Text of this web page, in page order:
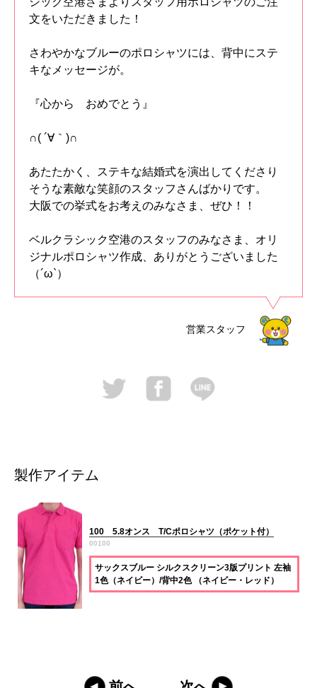
文をいただきました！
さわやかなブルーのポロシャツには、背中にステ
キなメッセージが。
『心から おめでとう』
∩( ´∀｀)∩
あたたかく、ステキな結婚式を演出してくださり
そうな素敵な笑顔のスタッフさんばかりです。
大阪での挙式をお考えのみなさま、ぜひ！！
ベルクラシック空港のスタッフのみなさま、オリ
ジナルポロシャツ作成、ありがとうございました
（´ω`）
営業スタッフ
製作アイテム
100 5.8オンス T/Cポロシャツ（ポケット付）
00100
サックスブルー シルクスクリーン3版プリント 左袖
1色（ネイビー）/背中2色 （ネイビー・レッド）